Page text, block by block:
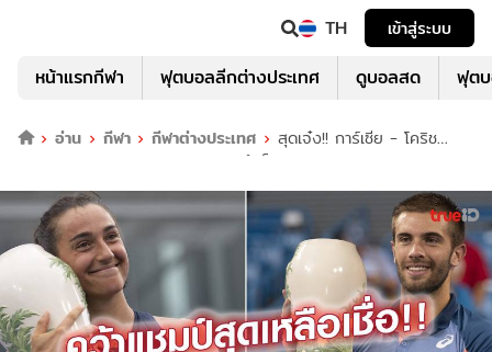
TH เข้าสู่ระบบ
หน้าแรกกีฬา ฟุตบอลลีกต่างประเทศ ดูบอลสด ฟุต
อ่าน กีฬา กีฬาต่างประเทศ
สุดเจ๋ง!! การ์เซีย - โคริช
ผงาดคว้าแชมป์ เทนนิส ซินซินเนติ สำเร็จ